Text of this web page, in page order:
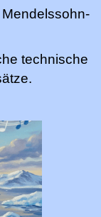
technische